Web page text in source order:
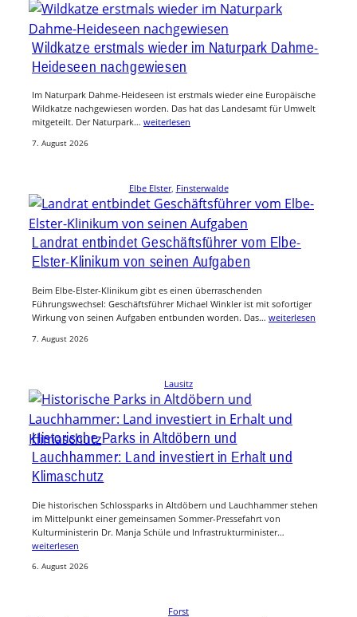
Wildkatze erstmals wieder im Naturpark Dahme-
Heideseen nachgewiesen
Im Naturpark Dahme-Heideseen ist erstmals wieder eine Europäische
Wildkatze nachgewiesen worden. Das hat das Landesamt für Umwelt
mitgeteilt. Der Naturpark… weiterlesen
7. August 2026
Elbe Elster, Finsterwalde
Landrat entbindet Geschäftsführer vom Elbe-
Elster-Klinikum von seinen Aufgaben
Beim Elbe-Elster-Klinikum gibt es einen überraschenden
Führungswechsel: Geschäftsführer Michael Winkler ist mit sofortiger
Wirkung von seinen Aufgaben entbunden worden. Das… weiterlesen
7. August 2026
Lausitz
Historische Parks in Altdöbern und
Lauchhammer: Land investiert in Erhalt und
Klimaschutz
Die historischen Schlossparks in Altdöbern und Lauchhammer stehen
im Mittelpunkt einer gemeinsamen Sommer-Pressefahrt von
Kulturministerin Dr. Manja Schüle und Infrastrukturminister…
weiterlesen
6. August 2026
Forst